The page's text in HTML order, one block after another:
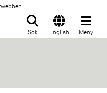
Sök English Meny